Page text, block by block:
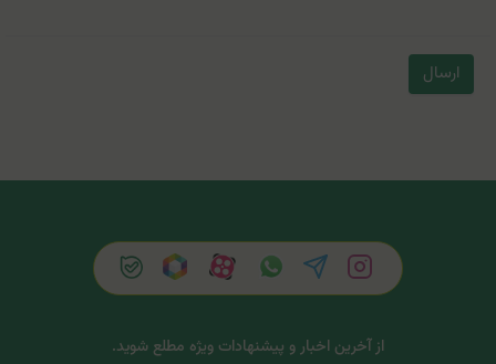
ارسال
از آخرین اخبار و پیشنهادات ویژه مطلع شوید.